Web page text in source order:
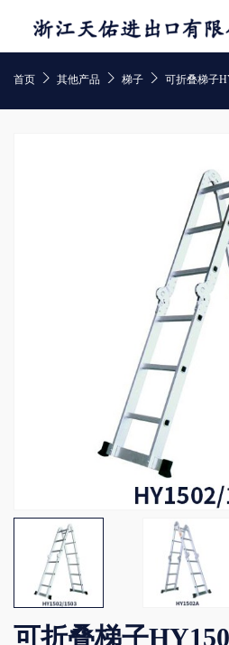
首页  其他产品  梯子  可折叠梯子
可折叠梯子